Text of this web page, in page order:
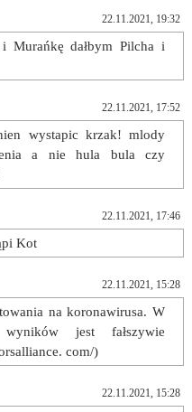
22.11.2021, 19:32
Murańkę dałbym Pilcha i
22.11.2021, 17:52
wystapic krzak! mlody
a nie hula bula czy
22.11.2021, 17:46
Kot
22.11.2021, 15:28
na koronawirusa. W
jest fałszywie
com/)
22.11.2021, 15:28